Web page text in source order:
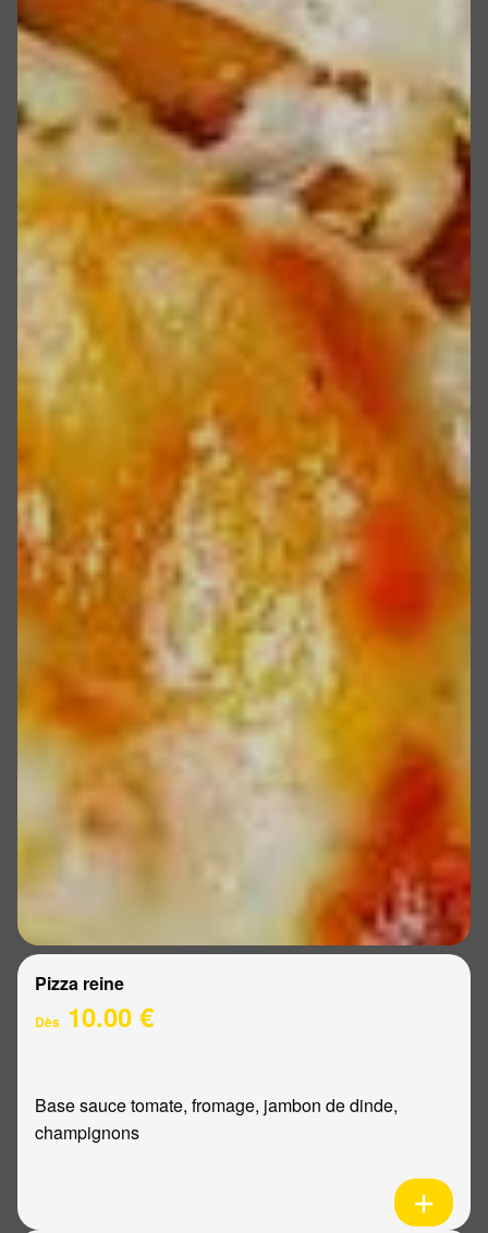
Pizza reine
Dès 10.00 €
Base sauce tomate, fromage, jambon de dinde,
champignons